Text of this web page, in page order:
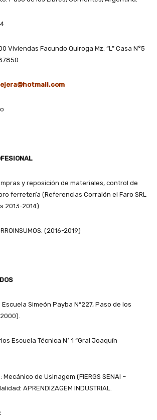
Viviendas Facundo Quiroga Mz. “L” Casa N°5
y reposición de materiales, control de
ferretería (Referencias Corralón el Faro SRL
2013-2014)
(2016-2019)
Simeón Payba Nº227, Paso de los
Escuela Técnica Nº 1 “Gral Joaquín
de Usinagem (FIERGS SENAI –
APRENDIZAGEM INDUSTRIAL.